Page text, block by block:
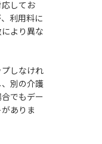
してお
利用料に
より異な
しなけれ
別の介護
でもデー
ありま